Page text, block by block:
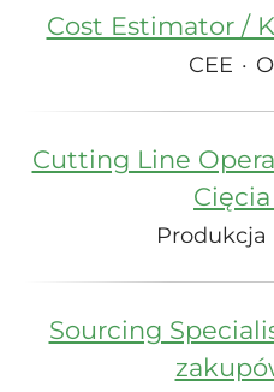
Cost Estimator /
CEE ·
Cutting Line
Produkcja
Sourcing